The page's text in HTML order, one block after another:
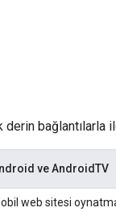
ve AndroidTV
web sitesi